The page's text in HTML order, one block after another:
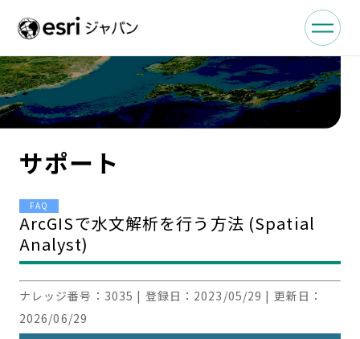
サポート
FAQ
ArcGISで水文解析を行う方法 (Spatial
Analyst)
ナレッジ番号： 3035 | 登録日： 2023/05/29 | 更新日：
2026/06/29